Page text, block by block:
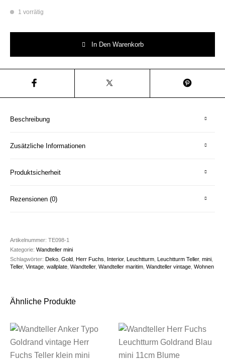
1 vorrätig
In Den Warenkorb
Beschreibung
Zusätzliche Informationen
Produktsicherheit
Rezensionen (0)
Artikelnummer:TE098-1
Kategorie:Wandteller mini
Schlagwörter:Deko ,Gold ,Herr Fuchs Interior,Leuchtturm ,Leuchtturm Teller,mini
Teller,Vintage ,wallplate ,Wandteller,Wandteller maritim ,Wandteller vintage ,Wohnen
Ähnliche Produkte